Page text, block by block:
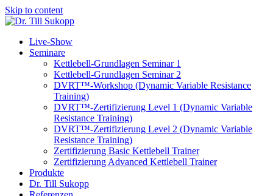
Skip to content
Live-Show
Seminare
Kettlebell-Grundlagen Seminar 1
Kettlebell-Grundlagen Seminar 2
DVRT™-Workshop (Dynamic Variable Resistance
Training)
DVRT™-Zertifizierung Level 1 (Dynamic Variable
Resistance Training)
DVRT™-Zertifizierung Level 2 (Dynamic Variable
Resistance Training)
Zertifizierung Basic Kettlebell Trainer
Zertifizierung Advanced Kettlebell Trainer
Produkte
Dr. Till Sukopp